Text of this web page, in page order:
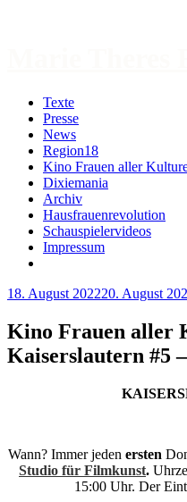
Texte
Presse
News
Region18
Kino Frauen aller
Dixiemania
Archiv
Hausfrauenrevolution
Schauspielervideos
Impressum
18. August 202220. August
Kino Frauen aller
Kaiserslautern #5
Wann? Immer jeden ersten
Studio für Filmkunst.
15:00 Uhr. Der